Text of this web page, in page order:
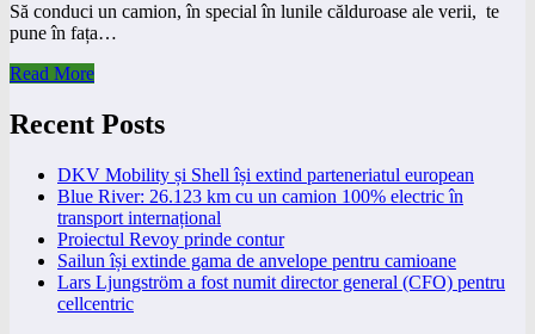
Să conduci un camion, în special în lunile călduroase ale verii, te
pune în fața…
Read More
Recent Posts
DKV Mobility și Shell își extind parteneriatul european
Blue River: 26.123 km cu un camion 100% electric în
transport internațional
Proiectul Revoy prinde contur
Sailun își extinde gama de anvelope pentru camioane
Lars Ljungström a fost numit director general (CFO) pentru
cellcentric